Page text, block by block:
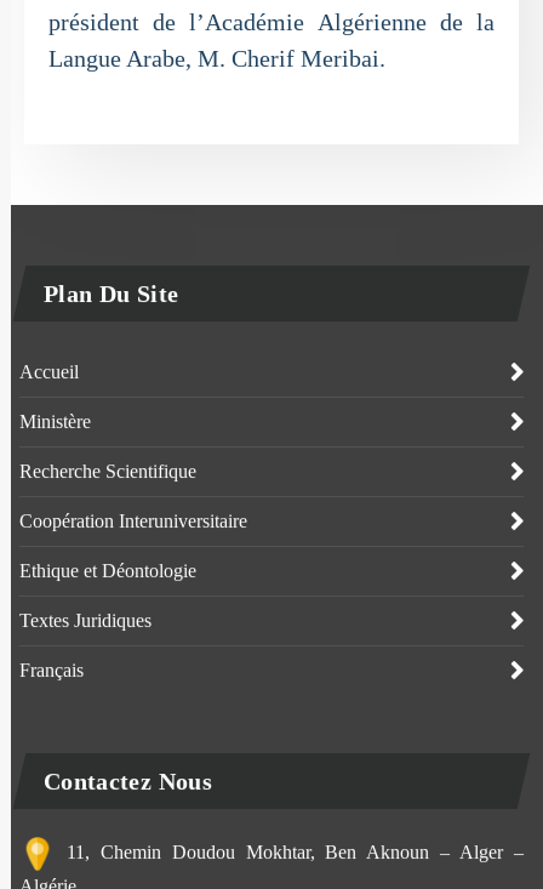
président de l’Académie Algérienne de la
Langue Arabe, M. Cherif Meribai.
Plan Du Site
Accueil
Ministère
Recherche Scientifique
Coopération Interuniversitaire
Ethique et Déontologie
Textes Juridiques
Français
Contactez Nous
11, Chemin Doudou Mokhtar, Ben Aknoun – Alger –